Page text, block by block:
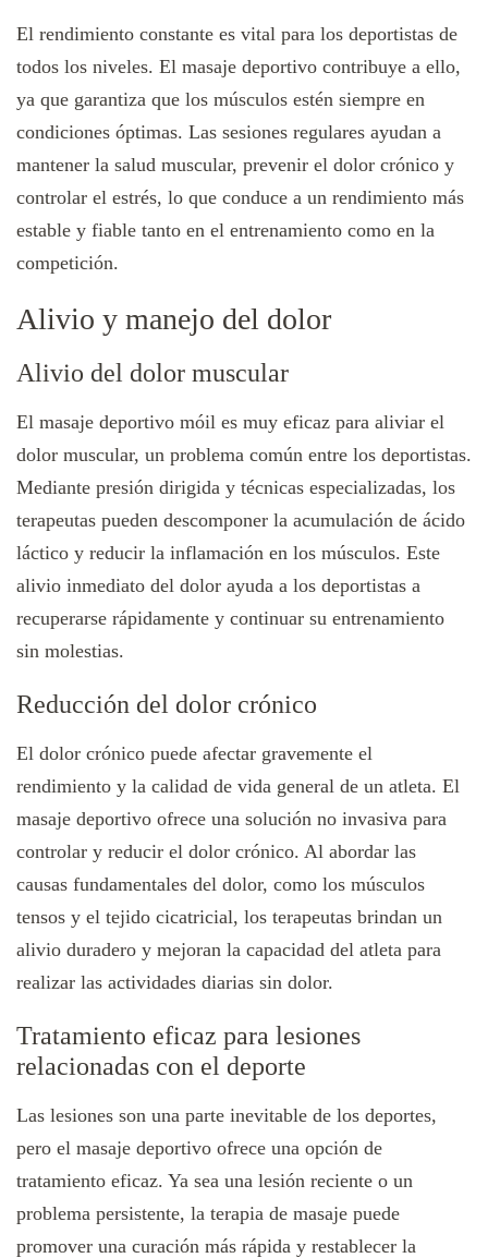
El rendimiento constante es vital para los deportistas de
todos los niveles. El masaje deportivo contribuye a ello,
ya que garantiza que los músculos estén siempre en
condiciones óptimas. Las sesiones regulares ayudan a
mantener la salud muscular, prevenir el dolor crónico y
controlar el estrés, lo que conduce a un rendimiento más
estable y fiable tanto en el entrenamiento como en la
competición.
Alivio y manejo del dolor
Alivio del dolor muscular
El masaje deportivo móil es muy eficaz para aliviar el
dolor muscular, un problema común entre los deportistas.
Mediante presión dirigida y técnicas especializadas, los
terapeutas pueden descomponer la acumulación de ácido
láctico y reducir la inflamación en los músculos. Este
alivio inmediato del dolor ayuda a los deportistas a
recuperarse rápidamente y continuar su entrenamiento
sin molestias.
Reducción del dolor crónico
El dolor crónico puede afectar gravemente el
rendimiento y la calidad de vida general de un atleta. El
masaje deportivo ofrece una solución no invasiva para
controlar y reducir el dolor crónico. Al abordar las
causas fundamentales del dolor, como los músculos
tensos y el tejido cicatricial, los terapeutas brindan un
alivio duradero y mejoran la capacidad del atleta para
realizar las actividades diarias sin dolor.
Tratamiento eficaz para lesiones
relacionadas con el deporte
Las lesiones son una parte inevitable de los deportes,
pero el masaje deportivo ofrece una opción de
tratamiento eficaz. Ya sea una lesión reciente o un
problema persistente, la terapia de masaje puede
promover una curación más rápida y restablecer la